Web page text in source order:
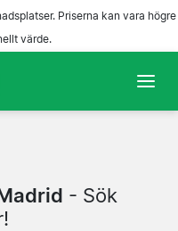
Priserna kan vara högre
värde.
- Sök